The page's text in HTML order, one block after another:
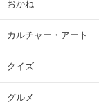
おかね
カルチャー・アート
クイズ
グルメ